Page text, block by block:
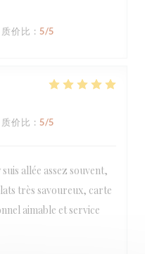
质价比 : 5/5
质价比 : 5/5
allée assez souvent,
très savoureux, carte
aimable et service